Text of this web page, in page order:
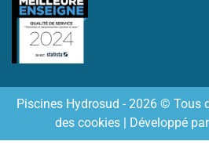
Piscines Hydrosud - 2026 © Tous
des cookies | Développé par